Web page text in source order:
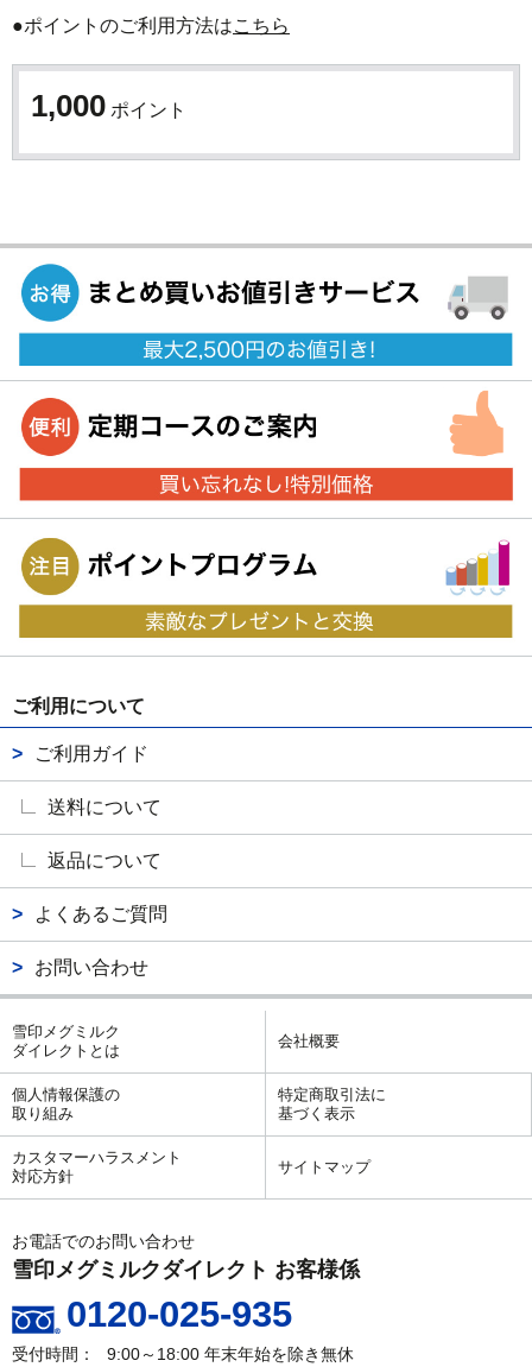
●ポイントのご利用方法はこちら
1,000 ポイント
ご利用について
ご利用ガイド
送料について
返品について
よくあるご質問
お問い合わせ
雪印メグミルク
ダイレクトとは
会社概要
個人情報保護の
取り組み
特定商取引法に
基づく表示
カスタマーハラスメント
対応方針
サイトマップ
お電話でのお問い合わせ
雪印メグミルクダイレクト お客様係
0120-025-935
9:00～18:00 年末年始を除き無休